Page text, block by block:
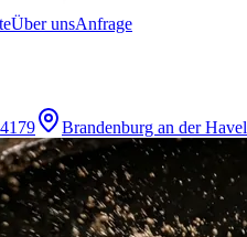
Über unsAnfrage
Brandenburg an der Havel